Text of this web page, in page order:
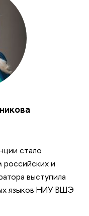
стало
российских и
выступила
языков НИУ ВШЭ